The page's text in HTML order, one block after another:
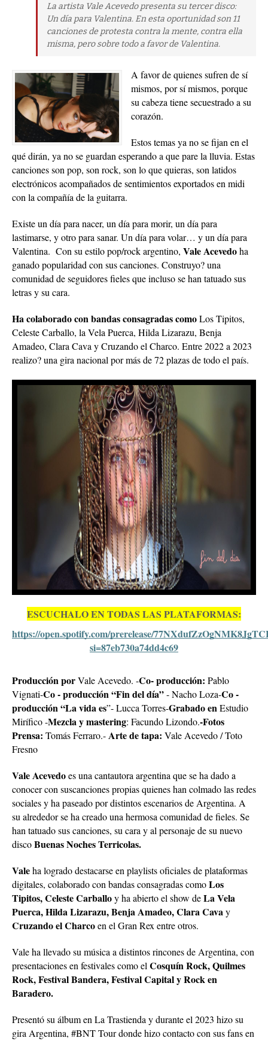
La artista Vale Acevedo presenta su tercer disco:
Un día para Valentina. En esta oportunidad son 11
canciones de protesta contra la mente, contra ella
misma, pero sobre todo a favor de Valentina.
A favor de quienes sufren de sí
mismos, por sí mismos, porque
su cabeza tiene secuestrado a su
corazón.
Estos temas ya no se fijan en el
qué dirán, ya no se guardan esperando a que pare la lluvia. Estas
canciones son pop, son rock, son lo que quieras, son latidos
electrónicos acompañados de sentimientos exportados en midi
con la compañía de la guitarra.
Existe un día para nacer, un día para morir, un día para
lastimarse, y otro para sanar. Un día para volar… y un día para
Valentina. Con su estilo pop/rock argentino, Vale Acevedoha
ganado popularidad con sus canciones. Construyo? una
comunidad de seguidores fieles que incluso se han tatuado sus
letras y su cara.
Ha colaborado con bandas consagradas comoLos Tipitos,
Celeste Carballo, la Vela Puerca, Hilda Lizarazu, Benja
Amadeo, Clara Cava y Cruzando el Charco. Entre 2022 a 2023
realizo? una gira nacional por más de 72 plazas de todo el país.
ESCUCHALO EN TODAS LAS PLATAFORMAS:
https://open.spotify.com/prerelease/
si=87eb730a74dd4c69
Producción porVale Acevedo. -Co- producción: Pablo
Vignati-Co - producción “Fin del día”- Nacho Loza-Co -
producción “La vida es”- Lucca Torres-Grabado enEstudio
Mirífico -Mezcla y mastering: Facundo Lizondo.-Fotos
Prensa: Tomás Ferraro.-Arte de tapa: Vale Acevedo / Toto
Fresno
Vale Acevedoes una cantautora argentina que se ha dado a
conocer con suscanciones propias quienes han colmado las redes
sociales y ha paseado por distintos escenarios de Argentina. A
su alrededor se ha creado una hermosa comunidad de fieles. Se
han tatuado sus canciones, su cara y al personaje de su nuevo
discoBuenas Noches Terricolas.
Valeha logrado destacarse en playlists oficiales de plataformas
digitales, colaborado con bandas consagradas comoLos
Tipitos, Celeste Carballoy ha abierto el show deLa Vela
Puerca, Hilda Lizarazu, Benja Amadeo, Clara Cavay
Cruzando el Charcoen el Gran Rex entre otros.
Vale ha llevado su música a distintos rincones de Argentina, con
presentaciones en festivales como el Cosquín Rock, Quilmes
Rock, Festival Bandera, Festival Capital y Rock en
Baradero.
Presentó su álbum en La Trastienda y durante el 2023 hizo su
gira Argentina, #BNT Tour donde hizo contacto con sus fans en